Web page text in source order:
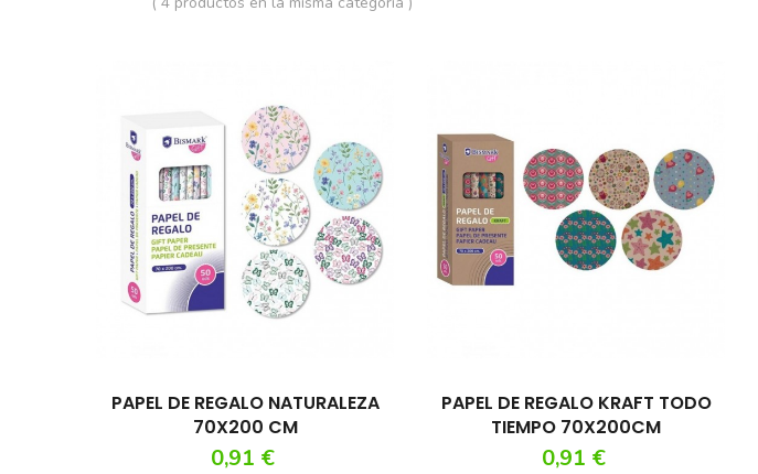
PAPEL DE REGALO NATURALEZA
70X200 CM
Precio
0,91 €
PAPEL DE REGALO KRAFT TODO
TIEMPO 70X200CM
Precio
0,91 €